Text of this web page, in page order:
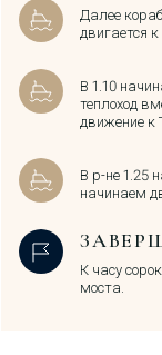
Далее
двигается
В 1.10
теплоход
движение к
В р-не 1.25
начинаем
К часу
моста.